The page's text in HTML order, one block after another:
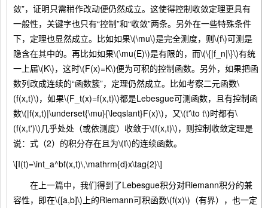
敛”，证明只需稍作改动便仍然成立。这使得控制收敛定理更具有
一般性，关键字也只有“控制”和“收敛”两条。另外在一些特殊条件
下，定理也显然成立。比如如果\(\mu\)是完全测度，则\(f\)可测是
隐含在其中的。再比如如果\(\mu(E)\)是有限的，而\(\{|f_n|\}\)有统
一上届\(K\)，这时\(F(x)=K\)便为可积的控制函数。另外，如果把函
数列改成连续的“函数簇”，定理仍然成立。比如考察二元函数\
(f(x,t)\)，如果\(F_t(x)=f(x,t)\)都是Lebesgue可测函数，且有控制函
数\(|f(x,t)|\underset{\mu}{\leqslant}F(x)\)，又\(t'\to t\)时都有\
(f(x,t')\)几乎处处（或依测度）收敛于\(f(x,t)\)，则控制收敛定理是
说：式（2）的积分存在且为\(t\)的连续函数。
\[I(t)=\int_a^bf(x,t)\,\mathrm{d}x\tag{2}\]
在上一篇中，我们得到了Lebesgue积分对Riemann积分的兼
容性，即在\([a,b]\)上的Riemann可积函数\(f(x)\)（有界），也一定